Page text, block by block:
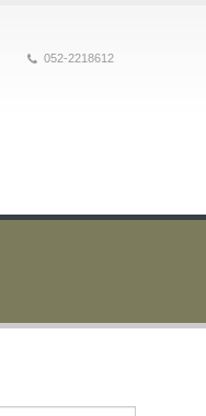
052-2218612